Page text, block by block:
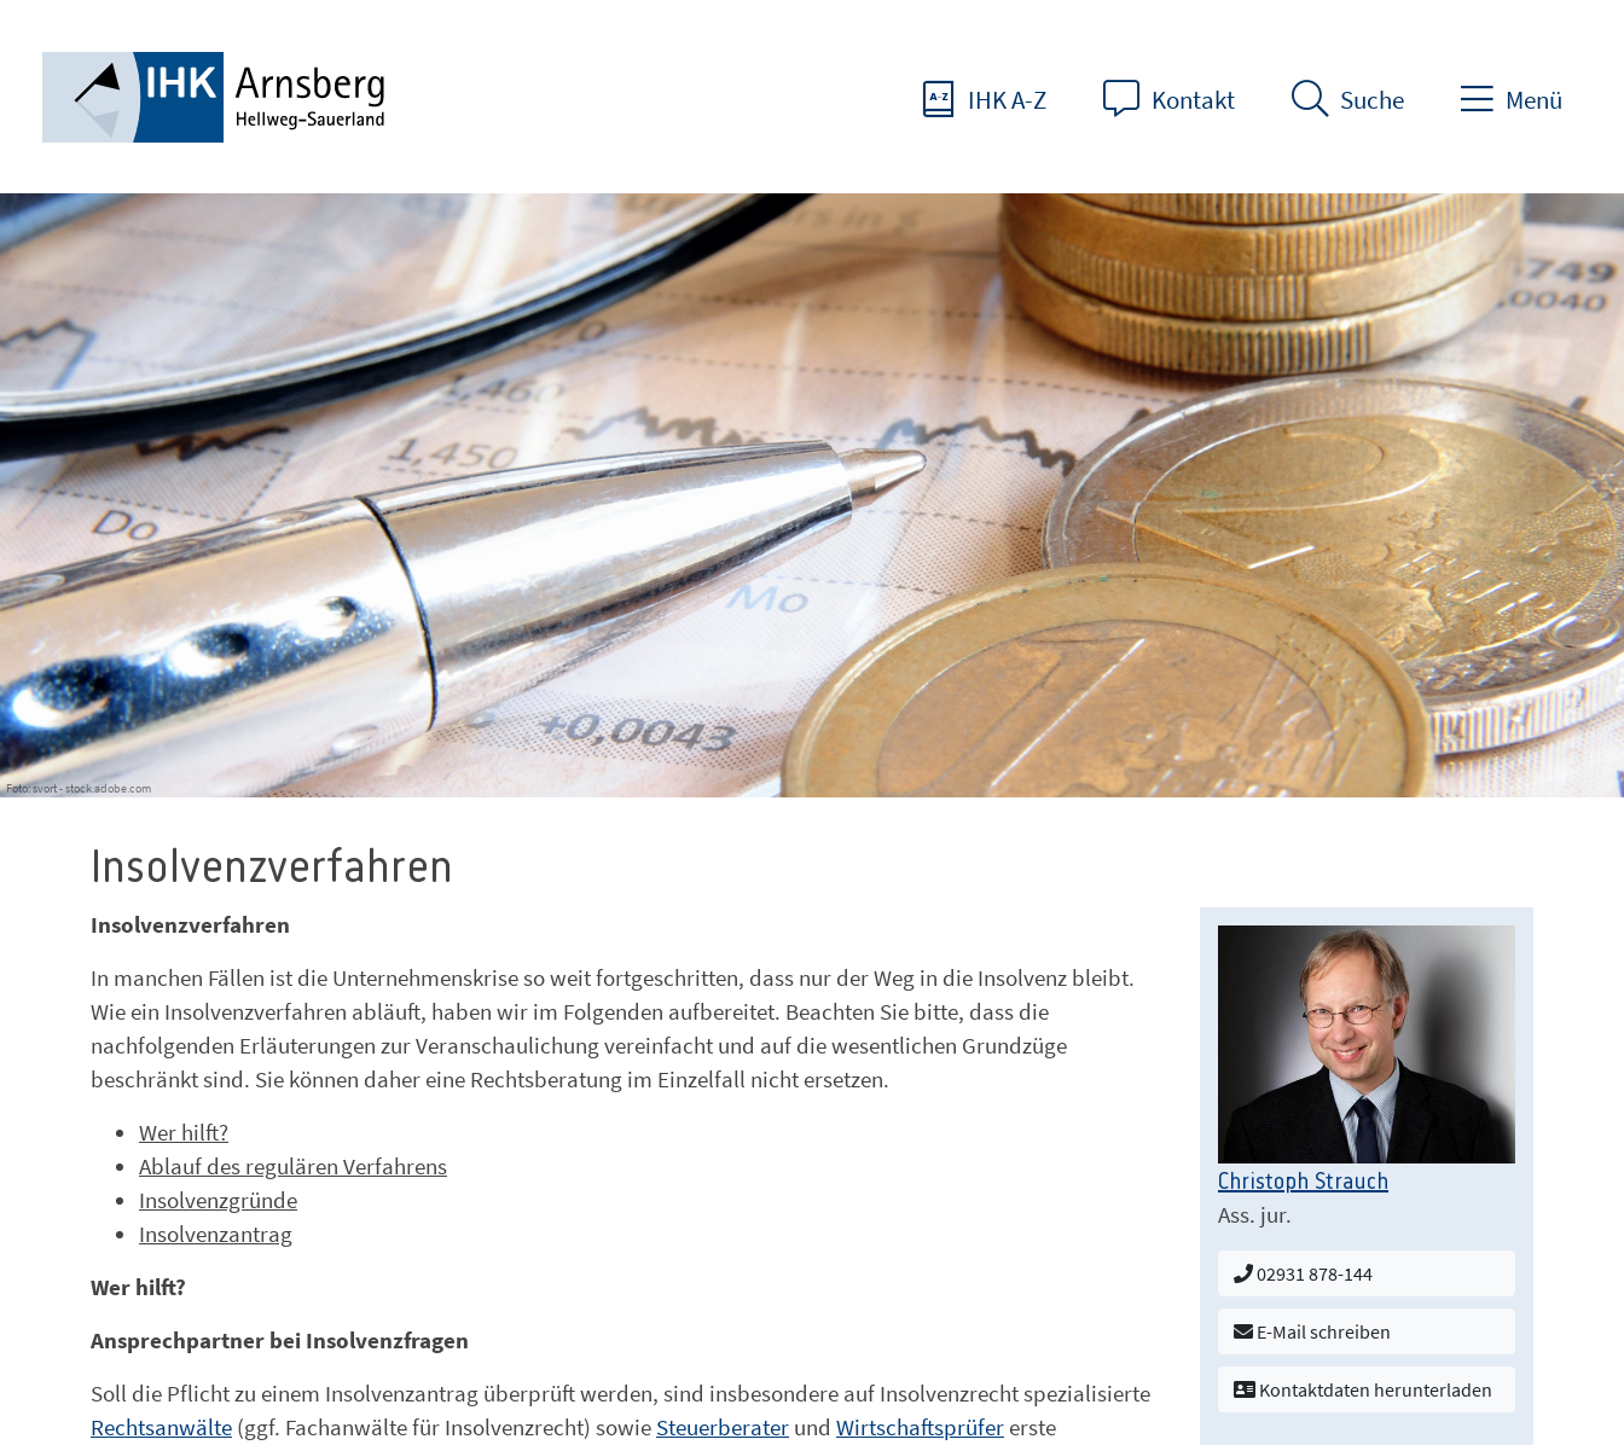
IHK A-Z Kontakt Suche Menü
Foto: svort - stock.adobe.com
Insolvenzverfahren
Insolvenzverfahren
In manchen Fällen ist die Unternehmenskrise so weit fortgeschritten, dass nur der Weg in die Insolvenz bleibt.
Wie ein Insolvenzverfahren abläuft, haben wir im Folgenden aufbereitet. Beachten Sie bitte, dass die
nachfolgenden Erläuterungen zur Veranschaulichung vereinfacht und auf die wesentlichen Grundzüge
beschränkt sind. Sie können daher eine Rechtsberatung im Einzelfall nicht ersetzen.
Wer hilft?
Ablauf des regulären Verfahrens
Insolvenzgründe
Insolvenzantrag
Wer hilft?
Ansprechpartner bei Insolvenzfragen
Soll die Pflicht zu einem Insolvenzantrag überprüft werden, sind insbesondere auf Insolvenzrecht spezialisierte
Rechtsanwälte (ggf. Fachanwälte für Insolvenzrecht) sowie Steuerberater und Wirtschaftsprüfer erste
Christoph Strauch
Ass. jur.
02931 878-144
E-Mail schreiben
Kontaktdaten herunterladen